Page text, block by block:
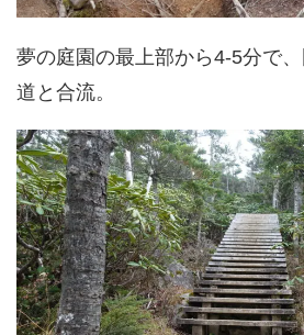
夢の庭園の最上部から4-5分で
道と合流。